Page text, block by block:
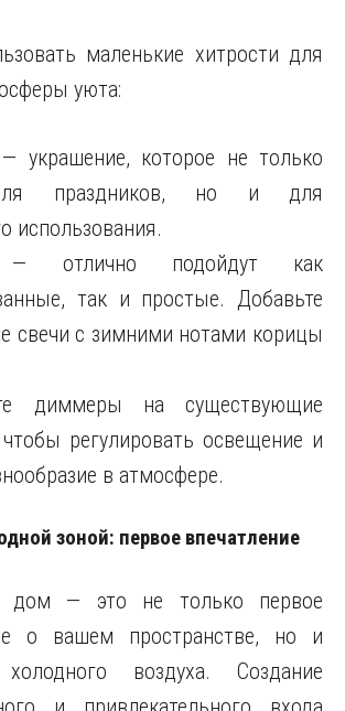
маленькие хитрости для
уюта:
украшение, которое не только
праздников, но и для
использования.
отлично подойдут как
так и простые. Добавьте
свечи с зимними нотами корицы
диммеры на существующие
регулировать освещение и
в атмосфере.
зоной: первое впечатление
— это не только первое
о вашем пространстве, но и
воздуха. Создание